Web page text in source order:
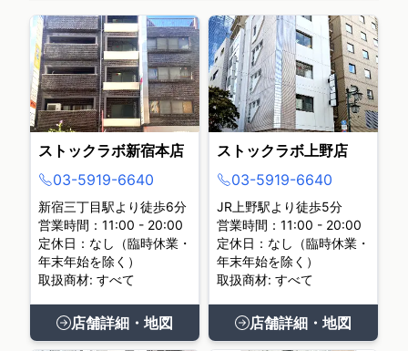
ストックラボ新宿本店
03-5919-6640
新宿三丁目駅より徒歩6分
営業時間：11:00 - 20:00
定休日：なし（臨時休業・
年末年始を除く）
取扱商材: すべて
店舗詳細・地図
ストックラボ上野店
03-5919-6640
JR上野駅より徒歩5分
営業時間：11:00 - 20:00
定休日：なし（臨時休業・
年末年始を除く）
取扱商材: すべて
店舗詳細・地図